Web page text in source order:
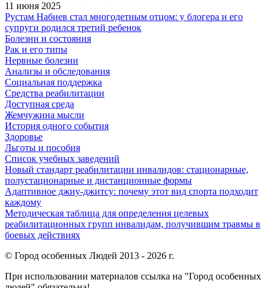
11 июня 2025
Рустам Набиев стал многодетным отцом: у блогера и его
супруги родился третий ребенок
Болезни и состояния
Рак и его типы
Нервные болезни
Анализы и обследования
Социальная поддержка
Средства реабилитации
Доступная среда
Жемчужина мысли
История одного события
Здоровье
Льготы и пособия
Список учебных заведений
Новый стандарт реабилитации инвалидов: стационарные,
полустационарные и дистанционные формы
Адаптивное джиу-джитсу: почему этот вид спорта подходит
каждому
Методическая таблица для определения целевых
реабилитационных групп инвалидам, получившим травмы в
боевых действиях
© Город особенных Людей 2013 - 2026 г.
При использовании материалов ссылка на "Город особенных